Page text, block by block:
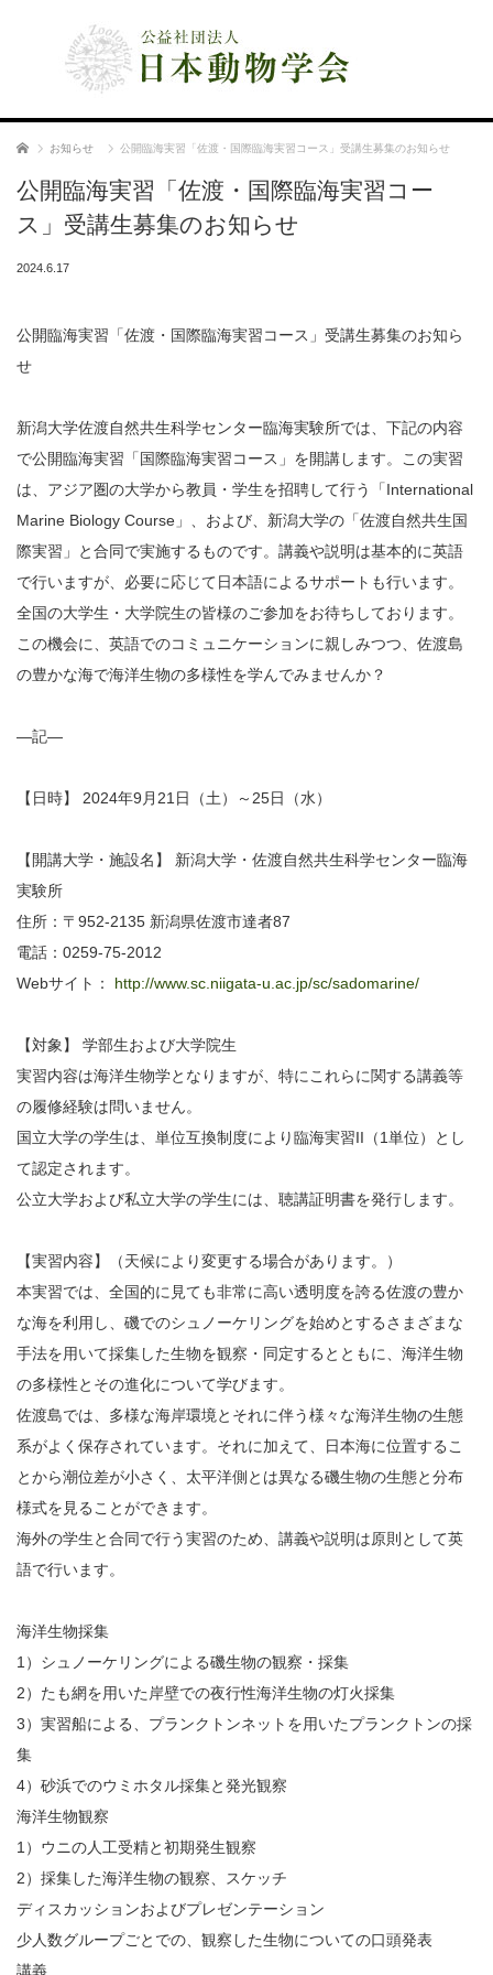
ホーム お知らせ 公開臨海実習「佐渡・国際臨海実習コース」受講生募集のお知らせ
公開臨海実習「佐渡・国際臨海実習コー
ス」受講生募集のお知らせ
2024.6.17
公開臨海実習「佐渡・国際臨海実習コース」受講生募集のお知ら
せ
新潟大学佐渡自然共生科学センター臨海実験所では、下記の内容
で公開臨海実習「国際臨海実習コース」を開講します。この実習
は、アジア圏の大学から教員・学生を招聘して行う「International
Marine Biology Course」、および、新潟大学の「佐渡自然共生国
際実習」と合同で実施するものです。講義や説明は基本的に英語
で行いますが、必要に応じて日本語によるサポートも行います。
全国の大学生・大学院生の皆様のご参加をお待ちしております。
この機会に、英語でのコミュニケーションに親しみつつ、佐渡島
の豊かな海で海洋生物の多様性を学んでみませんか？
—記—
【日時】 2024年9月21日（土）～25日（水）
【開講大学・施設名】 新潟大学・佐渡自然共生科学センター臨海
実験所
住所：〒952-2135 新潟県佐渡市達者87
電話：0259-75-2012
Webサイト： http://www.sc.niigata-u.ac.jp/sc/sadomarine/
【対象】 学部生および大学院生
実習内容は海洋生物学となりますが、特にこれらに関する講義等
の履修経験は問いません。
国立大学の学生は、単位互換制度により臨海実習II（1単位）とし
て認定されます。
公立大学および私立大学の学生には、聴講証明書を発行します。
【実習内容】（天候により変更する場合があります。）
本実習では、全国的に見ても非常に高い透明度を誇る佐渡の豊か
な海を利用し、磯でのシュノーケリングを始めとするさまざまな
手法を用いて採集した生物を観察・同定するとともに、海洋生物
の多様性とその進化について学びます。
佐渡島では、多様な海岸環境とそれに伴う様々な海洋生物の生態
系がよく保存されています。それに加えて、日本海に位置するこ
とから潮位差が小さく、太平洋側とは異なる磯生物の生態と分布
様式を見ることができます。
海外の学生と合同で行う実習のため、講義や説明は原則として英
語で行います。
海洋生物採集
1）シュノーケリングによる磯生物の観察・採集
2）たも網を用いた岸壁での夜行性海洋生物の灯火採集
3）実習船による、プランクトンネットを用いたプランクトンの採
集
4）砂浜でのウミホタル採集と発光観察
海洋生物観察
1）ウニの人工受精と初期発生観察
2）採集した海洋生物の観察、スケッチ
ディスカッションおよびプレゼンテーション
少人数グループごとでの、観察した生物についての口頭発表
講義